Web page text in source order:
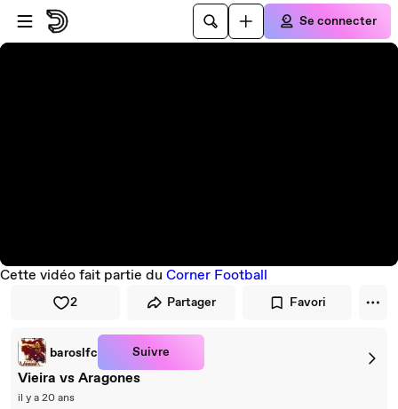
Passer au player
Passer au contenu principal
Se connecter
Cette vidéo fait partie du Corner Football
2 Partager Favori
baroslfc Suivre
Vieira vs Aragones
il y a 20 ans